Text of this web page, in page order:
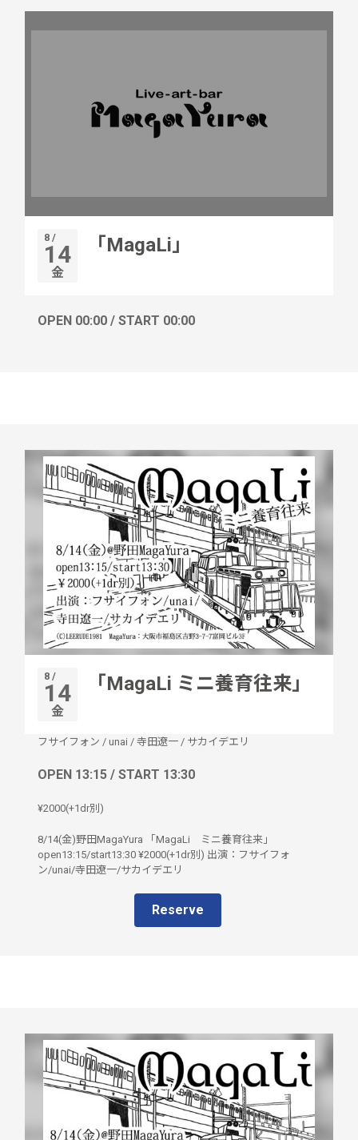
8 /
14
金
「MagaLi」
OPEN 00:00 / START 00:00
8 /
14
金
「MagaLi ミニ養育往来」
フサイフォン / unai / 寺田遼一 / サカイデエリ
OPEN 13:15 / START 13:30
¥2000(+1dr別)
8/14(金)野田MagaYura 「MagaLi ミニ養育往来」
open13:15/start13:30 ¥2000(+1dr別) 出演：フサイフォ
ン/unai/寺田遼一/サカイデエリ
Reserve